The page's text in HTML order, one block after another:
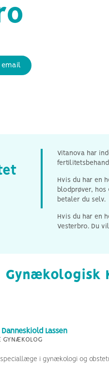
email
Vitanova har
Hvis du har en
blodprøver, hos
betaler du selv.
Hvis du har en
Vesterbro. Du
Gynækologisk
Lassen
GYNÆKOLOG
i gynækologi og